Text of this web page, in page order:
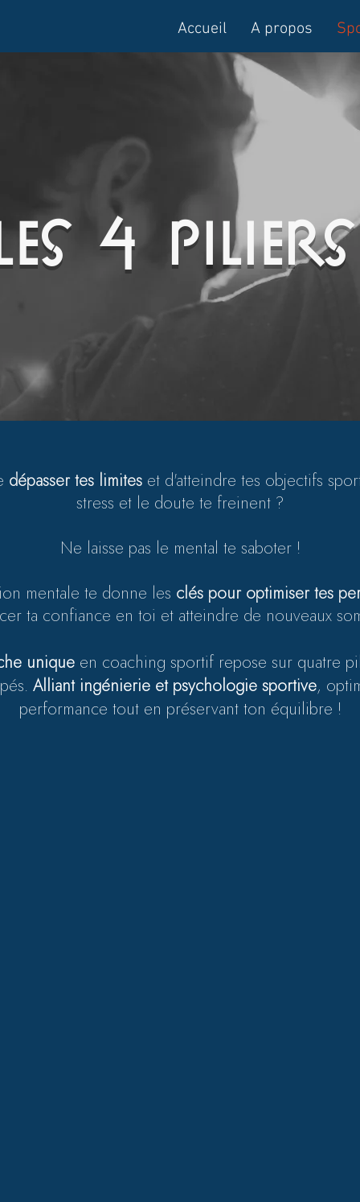
Accueil A propos
4 piliers
dépasser tes limites et d'atteindre tes objectifs
stress et le doute te freinent ?
Ne laisse pas le mental te saboter !
mentale te donne les clés pour optimiser tes
ta confiance en toi et atteindre de nouveaux
unique en coaching sportif repose sur quatre
Alliant ingénierie et psychologie sportive,
performance tout en préservant ton équilibre !